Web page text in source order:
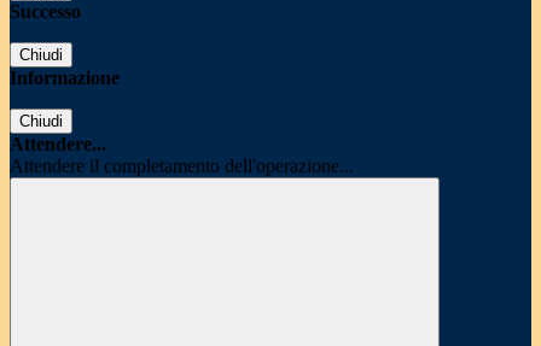
Successo
Chiudi
Informazione
Chiudi
Attendere...
Attendere il completamento dell'operazione...